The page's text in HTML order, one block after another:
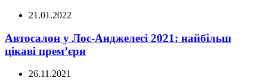
21.01.2022
Автосалон у Лос-Анджелесі 2021: найбільш
цікаві прем’єри
26.11.2021